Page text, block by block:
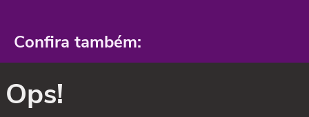
Confira também:
Ops!